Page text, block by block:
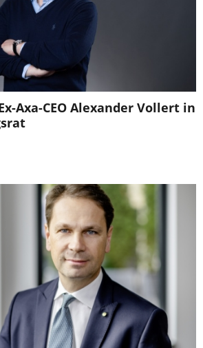
Axa-CEO Alexander Vollert in